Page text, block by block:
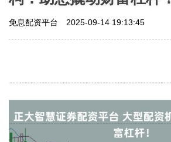
免息配资平台 2025-09-14 19:13:45